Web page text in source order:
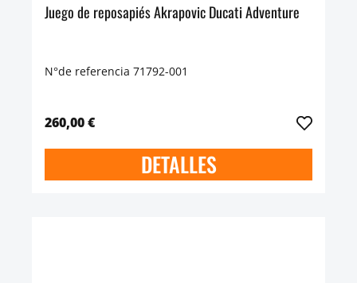
Juego de reposapiés Akrapovic Ducati Adventure
N°de referencia 71792-001
260,00 €
DETALLES